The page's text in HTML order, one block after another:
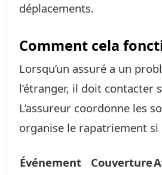
déplacements.
Comment cela
Lorsqu’un assuré a un
l’étranger, il doit contacter
L’assureur coordonne les
organise le rapatriement si
Événement Couverture